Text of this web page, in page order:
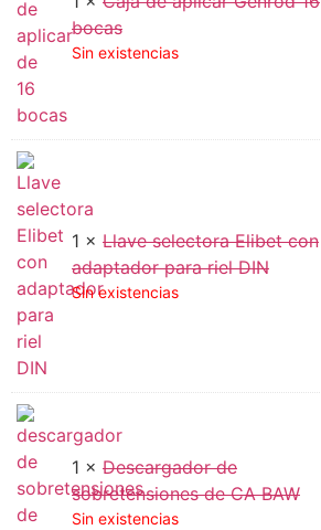
bocas
Sin existencias
1 × Llave selectora Elibet con
adaptador para riel DIN
Sin existencias
1 × Descargador de
sobretensiones de CA BAW
Sin existencias